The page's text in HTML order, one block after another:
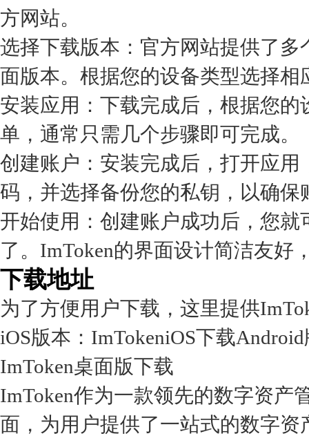
方网站。
选择下载版本：官方网站提供了
面版本。根据您的设备类型选择相
安装应用：下载完成后，根据您
单，通常只需几个步骤即可完成。
创建账户：安装完成后，打开应
码，并选择备份您的私钥，以确保
开始使用：创建账户成功后，您
了。ImToken的界面设计简洁友好
下载地址
为了方便用户下载，这里提供
iOS版本：ImTokeniOS下载
ImToken桌面版下载
ImToken作为一款领先的数字资产
面，为用户提供了一站式的数字